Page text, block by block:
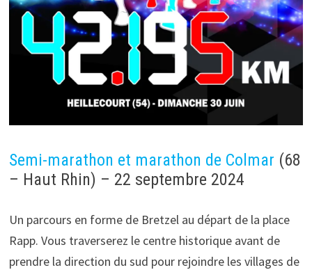
Semi-marathon et marathon de Colmar (68
– Haut Rhin) – 22 septembre 2024
Un parcours en forme de Bretzel au départ de la place
Rapp. Vous traverserez le centre historique avant de
prendre la direction du sud pour rejoindre les villages de